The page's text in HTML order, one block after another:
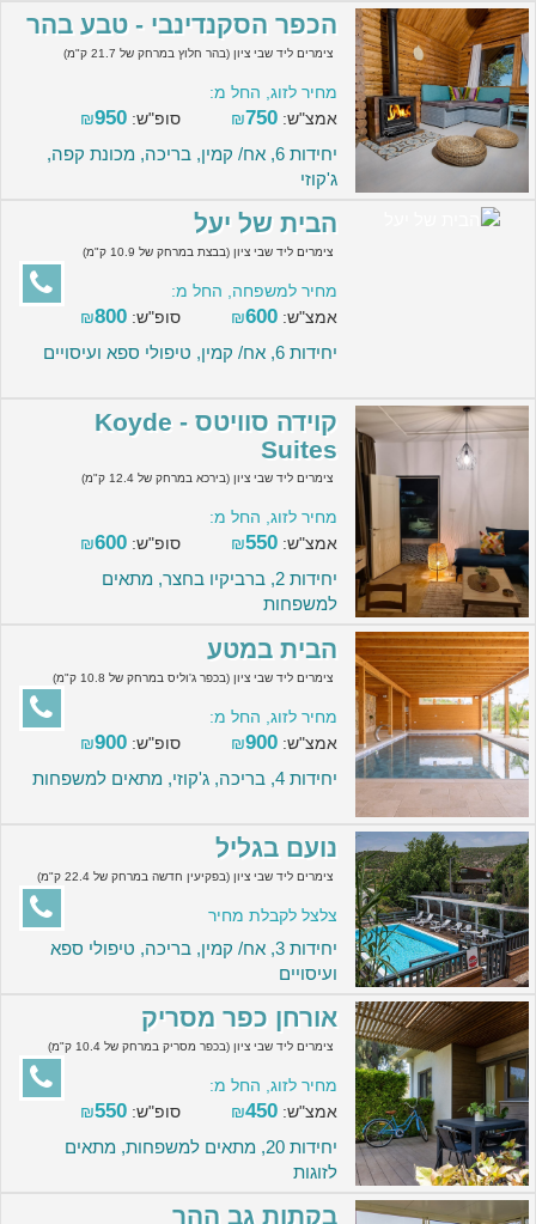
הכפר הסקנדינבי - טבע בהר
צימרים ליד שבי ציון (בהר חלוץ במרחק של 21.7 ק"מ)
מחיר לזוג, החל מ:
אמצ"ש:
₪750 סופ"ש: ₪950
יחידות 6, אח/ קמין, בריכה, מכונת קפה,
ג'קוזי
הבית של יעל
צימרים ליד שבי ציון (בבצת במרחק של 10.9 ק"מ)
מחיר למשפחה, החל מ:
אמצ"ש:
₪600 סופ"ש: ₪800
יחידות 6, אח/ קמין, טיפולי ספא ועיסויים
קוידה סוויטס - Koyde
Suites
צימרים ליד שבי ציון (בירכא במרחק של 12.4 ק"מ)
מחיר לזוג, החל מ:
אמצ"ש:
₪550 סופ"ש: ₪600
יחידות 2, ברביקיו בחצר, מתאים
למשפחות
הבית במטע
צימרים ליד שבי ציון (בכפר ג'וליס במרחק של 10.8 ק"מ)
מחיר לזוג, החל מ:
אמצ"ש:
₪900 סופ"ש: ₪900
יחידות 4, בריכה, ג'קוזי, מתאים למשפחות
נועם בגליל
צימרים ליד שבי ציון (בפקיעין חדשה במרחק של 22.4 ק"מ)
צלצל לקבלת מחיר
יחידות 3, אח/ קמין, בריכה, טיפולי ספא
ועיסויים
אורחן כפר מסריק
צימרים ליד שבי ציון (בכפר מסריק במרחק של 10.4 ק"מ)
מחיר לזוג, החל מ:
אמצ"ש:
₪450 סופ"ש: ₪550
יחידות 20, מתאים למשפחות, מתאים
לזוגות
בקתות גב ההר